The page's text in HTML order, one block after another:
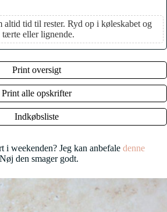
altid tid til rester. Ryd op i køleskabet og
tærte eller lignende.
Print oversigt
Print alle opskrifter
Indkøbsliste
i weekenden? Jeg kan anbefale denne
den smager godt.